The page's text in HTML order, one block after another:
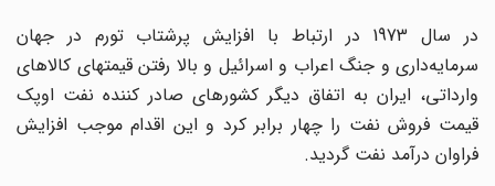
در سال 1973 در ارتباط با افزایش پرشتاب تورم در جهان
سرمایه‌داری و جنگ اعراب و اسرائیل و بالا رفتن قیمتهای کالاهای
وارداتی، ایران به اتفاق دیگر کشورهای صادر کننده نفت اوپک
قیمت فروش نفت را چهار برابر کرد و این اقدام موجب افزایش
فراوان درآمد نفت گردید.